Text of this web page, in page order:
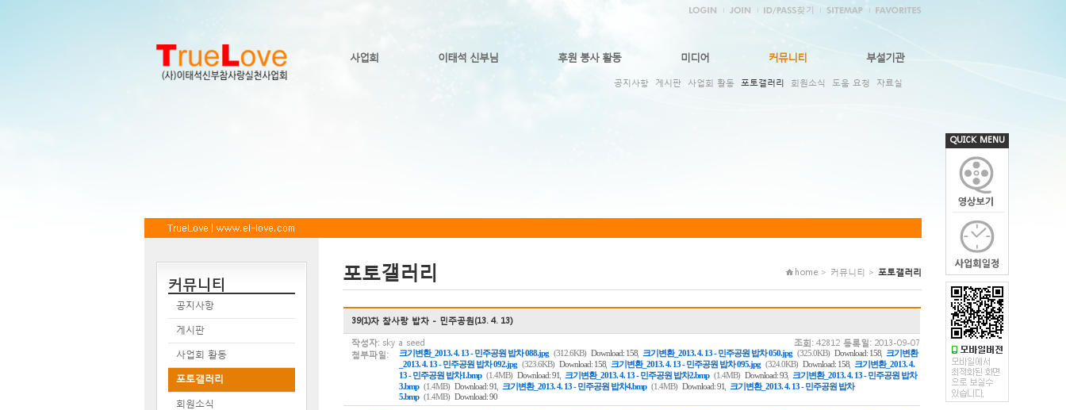
사업회 이태석 신부님 후원 봉사 활동 미디어 커뮤니티 부설기관
공지사항 게시판 사업회 활동 포토갤러리 회원소식 도움 요청 자료실
커뮤니티
공지사항
게시판
사업회 활동
포토갤러리
회원소식
포토갤러리 home > 커뮤니티 > 포토갤러리
39(1)차 참사랑 밥차 - 민주공원(13. 4. 13)
작성자:sky a seed 조회:42812 등록일:2013-09-07
첨부파일:
크기변환_2013. 4. 13 - 민주공원 밥차 088.jpg (312.6KB) Download: 158, 크기변환_2013. 4. 13 - 민주공원 밥차 050.jpg (325.0KB) Download: 158, 크기변환
_2013. 4. 13 - 민주공원 밥차 092.jpg (323.6KB) Download: 158, 크기변환_2013. 4. 13 - 민주공원 밥차 095.jpg (324.0KB) Download: 158, 크기변환_2013. 4.
13 - 민주공원 밥차1.bmp (1.4MB) Download: 91, 크기변환_2013. 4. 13 - 민주공원 밥차2.bmp (1.4MB) Download: 93, 크기변환_2013. 4. 13 - 민주공원 밥차
3.bmp (1.4MB) Download: 91, 크기변환_2013. 4. 13 - 민주공원 밥차4.bmp (1.4MB) Download: 91, 크기변환_2013. 4. 13 - 민주공원 밥차
5.bmp (1.4MB) Download: 90
QUICK MENU